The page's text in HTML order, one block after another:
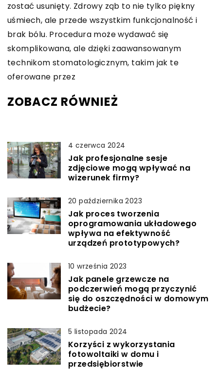
zostać usunięty. Zdrowy ząb to nie tylko piękny
uśmiech, ale przede wszystkim funkcjonalność i
brak bólu. Procedura może wydawać się
skomplikowana, ale dzięki zaawansowanym
technikom stomatologicznym, takim jak te
oferowane przez
ZOBACZ RÓWNIEŻ
4 czerwca 2024
Jak profesjonalne sesje
zdjęciowe mogą wpływać na
wizerunek firmy?
20 października 2023
Jak proces tworzenia
oprogramowania układowego
wpływa na efektywność
urządzeń prototypowych?
10 września 2023
Jak panele grzewcze na
podczerwień mogą przyczynić
się do oszczędności w domowym
budżecie?
5 listopada 2024
Korzyści z wykorzystania
fotowoltaiki w domu i
przedsiębiorstwie